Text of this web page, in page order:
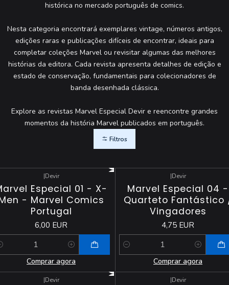
histórica no mercado português de comics.
Nesta categoria encontrará exemplares vintage, números antigos,
edições raras e publicações difíceis de encontrar, ideais para
completar coleções Marvel ou revisitar algumas das melhores
histórias da editora. Cada revista apresenta detalhes de edição e
estado de conservação, fundamentais para colecionadores de
banda desenhada clássica.
Explore as revistas Marvel Especial Devir e reencontre grandes
momentos da história Marvel publicados em português.
Filtros
|Devir
Especial 01 - X-
- Marvel Comics
Portugal
6,00 EUR
Comprar agora
|Devir
Marvel Especial 04 -
Quarteto Fantástico
Vingadores
4,75 EUR
Quantidade
Comprar agora
|Devir |Devir